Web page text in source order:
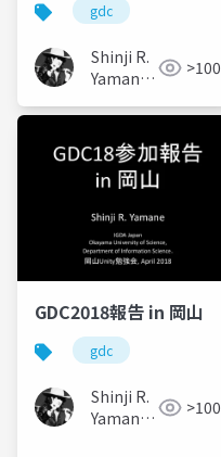
gdc
Shinji R.
Yamane
二)
>100
GDC2018報告 in 岡山
gdc
Shinji R.
Yamane
>100